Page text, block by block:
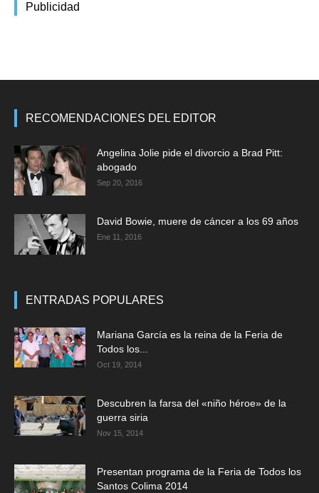
Publicidad
RECOMENDACIONES DEL EDITOR
Angelina Jolie pide el divorcio a Brad Pitt:
abogado
Sep 20, 2016
David Bowie, muere de cáncer a los 69 años
Ene 11, 2016
ENTRADAS POPULARES
Mariana García es la reina de la Feria de
Todos los...
Oct 19, 2014
Descubren la farsa del «niño héroe» de la
guerra siria
Nov 15, 2014
Presentan programa de la Feria de Todos los
Santos Colima 2014